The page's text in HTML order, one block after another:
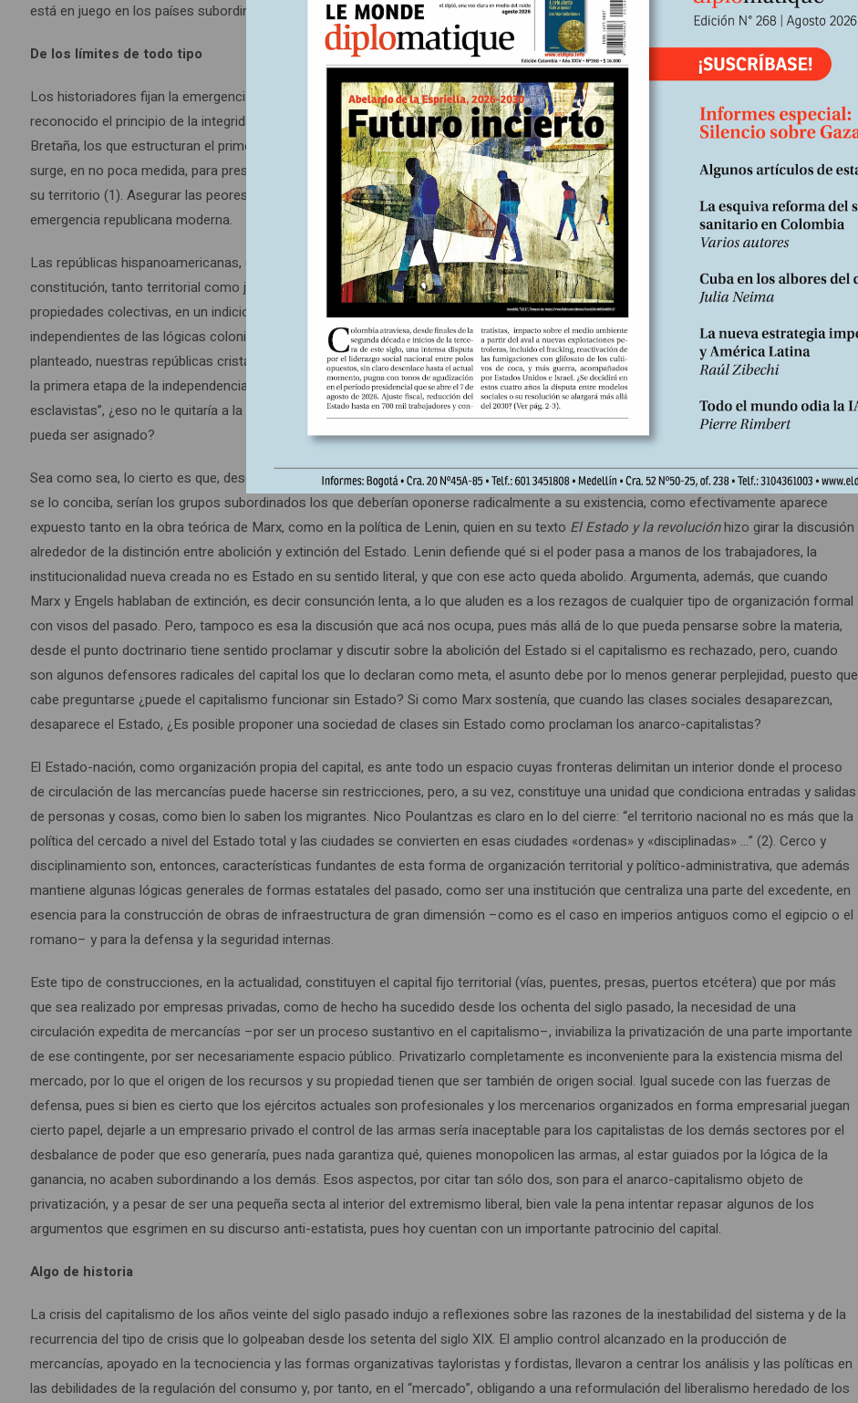
está en juego en los países subordinados sino la existencia misma de la nación.
De los límites de todo tipo
Los historiadores fijan la emergencia del Estado-nación moderno como resultado del Tratado de Paz de Westfalia de 1648, donde fue
reconocido el principio de la integridad territorial. Sin embargo, son los Estado Unidos de América en 1776, con su independencia de Gran
Bretaña, los que estructuran el primer Estado republicano, modelo sobre el que fueron construidos los Estados-nación modernos y que
surge, en no poca medida, para preservar las relaciones sociales esclavistas amenazadas por la ley inglesa que prohibía la esclavitud en
su territorio (1). Asegurar las peores formas de sometimiento de las clases subordinadas es, paradójicamente, lo que da lugar a la
emergencia republicana moderna.
Las repúblicas hispanoamericanas, que siguieron a los Estados Unidos en la creación de sus Estados-nación, buscaron apuntalar su
constitución, tanto territorial como jerárquica, sobre la base de acabar de disolver los espacios nativos parcelando y mercantilizando sus
propiedades colectivas, en un indicio claro que la estructura de las unidades político-administrativas de carácter nacional no son
independientes de las lógicas coloniales, como tampoco lo es el capitalismo, asunto a veces velado. Contrariamente a lo normalmente
planteado, nuestras repúblicas cristalizan como una forma camaleónica de continuidad colonial. Si a la pregunta ¿quién era el Estado en
la primera etapa de la independencia norteamericana?, la respuesta fuera: “los «padres fundadores» en su condición de terratenientes-
esclavistas”, ¿eso no le quitaría a la pregunta que encabeza este artículo el carácter de incongruencia semántica y conceptual, que le
pueda ser asignado?
Sea como sea, lo cierto es que, desde la perspectiva del Estado como fuente de la dominación de clase, independientemente de cómo
se lo conciba, serían los grupos subordinados los que deberían oponerse radicalmente a su existencia, como efectivamente aparece
expuesto tanto en la obra teórica de Marx, como en la política de Lenin, quien en su texto El Estado y la revoluciónhizo girar la discusión
alrededor de la distinción entre abolición y extinción del Estado. Lenin defiende qué si el poder pasa a manos de los trabajadores, la
institucionalidad nueva creada no es Estado en su sentido literal, y que con ese acto queda abolido. Argumenta, además, que cuando
Marx y Engels hablaban de extinción, es decir consunción lenta, a lo que aluden es a los rezagos de cualquier tipo de organización formal
con visos del pasado. Pero, tampoco es esa la discusión que acá nos ocupa, pues más allá de lo que pueda pensarse sobre la materia,
desde el punto doctrinario tiene sentido proclamar y discutir sobre la abolición del Estado si el capitalismo es rechazado, pero, cuando
son algunos defensores radicales del capital los que lo declaran como meta, el asunto debe por lo menos generar perplejidad, puesto que
cabe preguntarse ¿puede el capitalismo funcionar sin Estado? Si como Marx sostenía, que cuando las clases sociales desaparezcan,
desaparece el Estado, ¿Es posible proponer una sociedad de clases sin Estado como proclaman los anarco-capitalistas?
El Estado-nación, como organización propia del capital, es ante todo un espacio cuyas fronteras delimitan un interior donde el proceso
de circulación de las mercancías puede hacerse sin restricciones, pero, a su vez, constituye una unidad que condiciona entradas y salidas
de personas y cosas, como bien lo saben los migrantes. Nico Poulantzas es claro en lo del cierre: “el territorio nacional no es más que la
política del cercado a nivel del Estado total y las ciudades se convierten en esas ciudades «ordenas» y «disciplinadas» …” (2). Cerco y
disciplinamiento son, entonces, características fundantes de esta forma de organización territorial y político-administrativa, que además
mantiene algunas lógicas generales de formas estatales del pasado, como ser una institución que centraliza una parte del excedente, en
esencia para la construcción de obras de infraestructura de gran dimensión –como es el caso en imperios antiguos como el egipcio o el
romano– y para la defensa y la seguridad internas.
Este tipo de construcciones, en la actualidad, constituyen el capital fijo territorial (vías, puentes, presas, puertos etcétera) que por más
que sea realizado por empresas privadas, como de hecho ha sucedido desde los ochenta del siglo pasado, la necesidad de una
circulación expedita de mercancías –por ser un proceso sustantivo en el capitalismo–, inviabiliza la privatización de una parte importante
de ese contingente, por ser necesariamente espacio público. Privatizarlo completamente es inconveniente para la existencia misma del
mercado, por lo que el origen de los recursos y su propiedad tienen que ser también de origen social. Igual sucede con las fuerzas de
defensa, pues si bien es cierto que los ejércitos actuales son profesionales y los mercenarios organizados en forma empresarial juegan
cierto papel, dejarle a un empresario privado el control de las armas sería inaceptable para los capitalistas de los demás sectores por el
desbalance de poder que eso generaría, pues nada garantiza qué, quienes monopolicen las armas, al estar guiados por la lógica de la
ganancia, no acaben subordinando a los demás. Esos aspectos, por citar tan sólo dos, son para el anarco-capitalismo objeto de
privatización, y a pesar de ser una pequeña secta al interior del extremismo liberal, bien vale la pena intentar repasar algunos de los
argumentos que esgrimen en su discurso anti-estatista, pues hoy cuentan con un importante patrocinio del capital.
Algo de historia
La crisis del capitalismo de los años veinte del siglo pasado indujo a reflexiones sobre las razones de la inestabilidad del sistema y de la
recurrencia del tipo de crisis que lo golpeaban desde los setenta del siglo XIX. El amplio control alcanzado en la producción de
mercancías, apoyado en la tecnociencia y las formas organizativas tayloristas y fordistas, llevaron a centrar los análisis y las políticas en
las debilidades de la regulación del consumo y, por tanto, en el “mercado”, obligando a una reformulación del liberalismo heredado de los